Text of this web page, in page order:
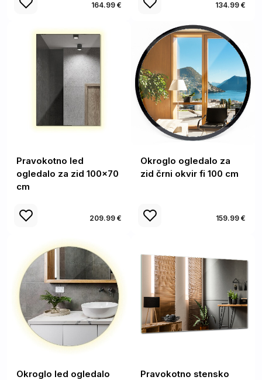
164.99 € 134.99 €
Pravokotno led
ogledalo za zid 100x70
cm
209.99 €
Okroglo ogledalo za
zid črni okvir fi 100 cm
159.99 €
Okroglo led ogledalo
Pravokotno stensko